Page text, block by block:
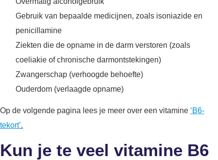
Gebruik van bepaalde medicijnen, zoals isoniazide en
penicillamine
Ziekten die de opname in de darm verstoren (zoals
coeliakie of chronische darmontstekingen)
Zwangerschap (verhoogde behoefte)
Ouderdom (verlaagde opname)
Op de volgende pagina lees je meer over een vitamine ‘B6-
tekort’.
Kun je te veel vitamine B6